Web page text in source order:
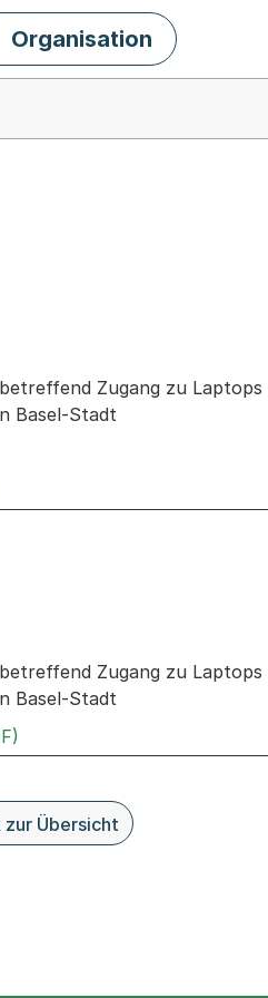
Organisation
Zugang zu
Basel-Stadt
zum Geschäft
Zugang zu
Basel-Stadt
zur Übersicht